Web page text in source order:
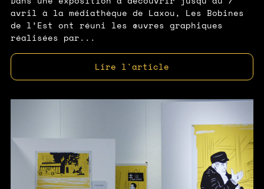
avril à la médiathèque de Laxou, Les Bobines
de l’Est ont réuni les œuvres graphiques
réalisées par...
Lire l'article